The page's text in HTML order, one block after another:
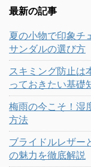
最新の記事
夏の小物で印象チ
サンダルの選び方
スキミング防止は
っておきたい基礎
梅雨の今こそ！湿
方法
ブライドルレザー
の魅力を徹底解説